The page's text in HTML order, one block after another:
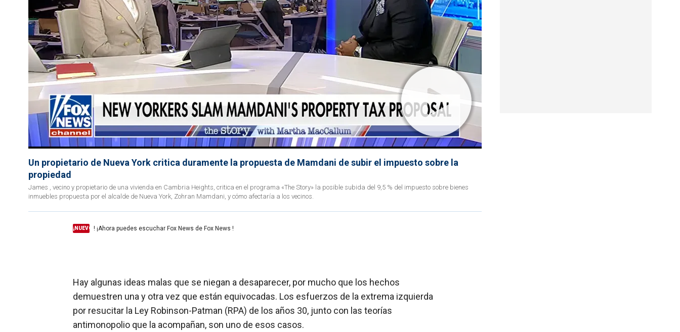
Un propietario de Nueva York critica duramente la propuesta de Mamdani de subir el impuesto sobre la
propiedad
James , vecino y propietario de una vivienda en Cambria Heights, critica en el programa «The Story» la posible subida del 9,5 % del impuesto sobre bienes
inmuebles propuesta por el alcalde de Nueva York, Zohran Mamdani, y cómo afectaría a los vecinos.
¡NUEVO ! ¡Ahora puedes escuchar Fox News de Fox News !
Hay algunas ideas malas que se niegan a desaparecer, por mucho que los hechos
demuestren una y otra vez que están equivocadas. Los esfuerzos de la extrema izquierda
por resucitar la Ley Robinson-Patman (RPA) de los años 30, junto con las teorías
antimonopolio que la acompañan, son uno de esos casos.